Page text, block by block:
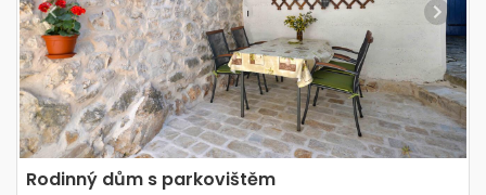
Previous Next
Rodinný dům s parkovištěm